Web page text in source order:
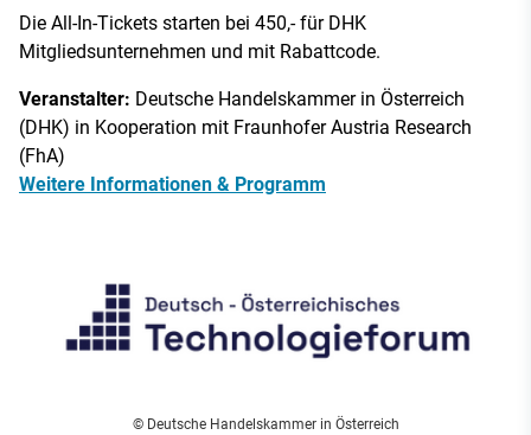
Die All-In-Tickets starten bei 450,- für DHK
Mitgliedsunternehmen und mit Rabattcode.
Veranstalter: Deutsche Handelskammer in Österreich
(DHK) in Kooperation mit Fraunhofer Austria Research
(FhA)
Weitere Informationen & Programm
© Deutsche Handelskammer in Österreich